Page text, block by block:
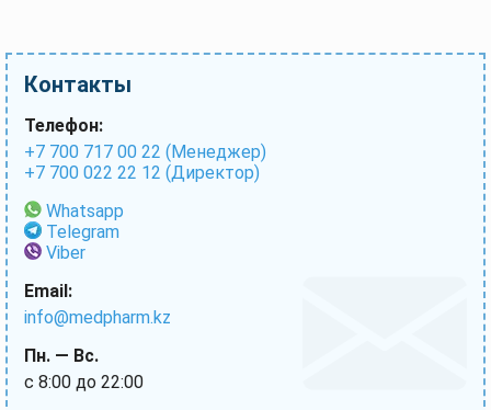
Контакты
Телефон:
+7 700 717 00 22 (Менеджер)
+7 700 022 22 12 (Директор)
Whatsapp
Telegram
Viber
Email:
info@medpharm.kz
Пн. — Вс.
с 8:00 до 22:00